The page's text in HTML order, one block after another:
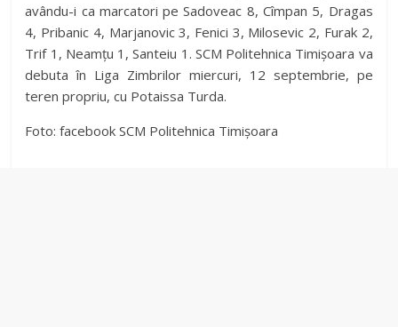
avându-i ca marcatori pe Sadoveac 8, Cîmpan 5, Dragas
4, Pribanic 4, Marjanovic 3, Fenici 3, Milosevic 2, Furak 2,
Trif 1, Neamţu 1, Santeiu 1. SCM Politehnica Timișoara va
debuta în Liga Zimbrilor miercuri, 12 septembrie, pe
teren propriu, cu Potaissa Turda.
Foto: facebook SCM Politehnica Timișoara